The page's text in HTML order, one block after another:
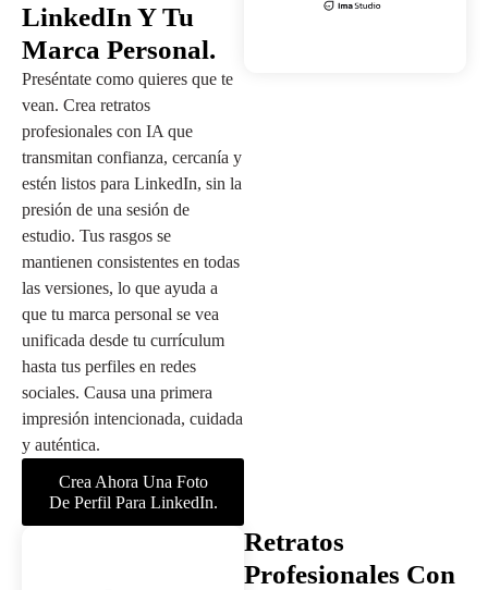
LinkedIn Y Tu
Marca Personal.
Preséntate como quieres que te
vean. Crea retratos
profesionales con IA que
transmitan confianza, cercanía y
estén listos para LinkedIn, sin la
presión de una sesión de
estudio. Tus rasgos se
mantienen consistentes en todas
las versiones, lo que ayuda a
que tu marca personal se vea
unificada desde tu currículum
hasta tus perfiles en redes
sociales. Causa una primera
impresión intencionada, cuidada
y auténtica.
Crea Ahora Una Foto
De Perfil Para LinkedIn.
Retratos
Profesionales Con